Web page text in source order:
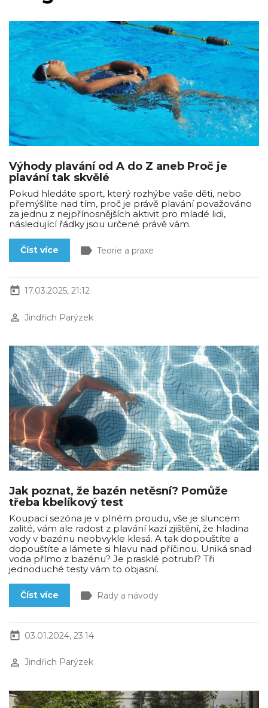
Výhody plavání od A do Z aneb Proč je
plavání tak skvělé
Pokud hledáte sport, který rozhýbe vaše děti, nebo
přemýšlíte nad tím, proč je právě plavání považováno
za jednu z nejpřínosnějších aktivit pro mladé lidi,
následující řádky jsou určené právě vám.
Číst více label Teorie a praxe
today 17.03.2025, 21:12
perm_identity Jindřich Parýzek
Jak poznat, že bazén netěsní? Pomůže
třeba kbelíkový test
Koupací sezóna je v plném proudu, vše je sluncem
zalité, vám ale radost z plavání kazí zjištění, že hladina
vody v bazénu neobvykle klesá. A tak dopouštíte a
dopouštíte a lámete si hlavu nad příčinou. Uniká snad
voda přímo z bazénu? Je prasklé potrubí? Tři
jednoduché testy vám to objasní.
Číst více label Rady a návody
today 03.01.2024, 23:14
perm_identity Jindřich Parýzek